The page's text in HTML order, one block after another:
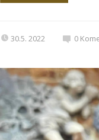
30.5. 2022 0